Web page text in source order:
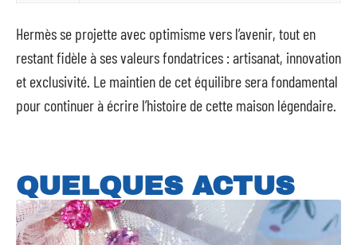
Hermès se projette avec optimisme vers l’avenir, tout en
restant fidèle à ses valeurs fondatrices : artisanat, innovation
et exclusivité. Le maintien de cet équilibre sera fondamental
pour continuer à écrire l’histoire de cette maison légendaire.
QUELQUES ACTUS